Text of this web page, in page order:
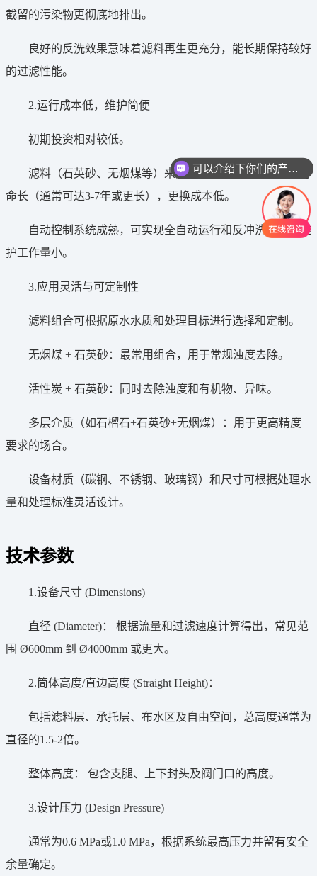
截留的污染物更彻底地排出。
良好的反洗效果意味着滤料再生更充分，能长期保持较好
的过滤性能。
2.运行成本低，维护简便
初期投资相对较低。
滤料（石英砂、无烟煤等）来源广泛，价格低廉，使用寿
命长（通常可达3-7年或更长），更换成本低。
自动控制系统成熟，可实现全自动运行和反冲洗，日常维
护工作量小。
3.应用灵活与可定制性
滤料组合可根据原水水质和处理目标进行选择和定制。
无烟煤 + 石英砂：最常用组合，用于常规浊度去除。
活性炭 + 石英砂：同时去除浊度和有机物、异味。
多层介质（如石榴石+石英砂+无烟煤）：用于更高精度
要求的场合。
设备材质（碳钢、不锈钢、玻璃钢）和尺寸可根据处理水
量和处理标准灵活设计。
技术参数
1.设备尺寸 (Dimensions)
直径 (Diameter)： 根据流量和过滤速度计算得出，常见范
围 Ø600mm 到 Ø4000mm 或更大。
2.筒体高度/直边高度 (Straight Height)：
包括滤料层、承托层、布水区及自由空间，总高度通常为
直径的1.5-2倍。
整体高度： 包含支腿、上下封头及阀门口的高度。
3.设计压力 (Design Pressure)
通常为0.6 MPa或1.0 MPa，根据系统最高压力并留有安全
余量确定。
你们是怎么收费的呢